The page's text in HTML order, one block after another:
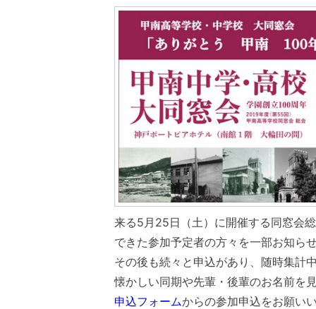
来る5月25日（土）に開催する同窓会
できた参加予定者の方々を一部お知ら
その後も続々と申込があり、随時集計中
懐かしい同期や先輩・後輩のお名前を
申込フォームからの参加申込をお願いい